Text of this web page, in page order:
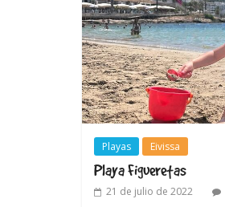
Playas Eivissa
Playa Figueretas
21 de julio de 2022